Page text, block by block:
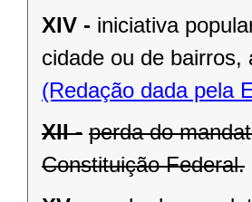
XIV - iniciativa
cidade ou de
(Redação dada pela
XII - perda do
Constituição Federal.